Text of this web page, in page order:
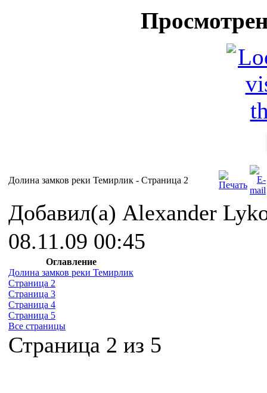
Долина замков реки Темирлик - Cтраница 2
Добавил(а) Alexander
08.11.09 00:45
Оглавление
Долина замков реки Темирлик
Страница 2
Страница 3
Страница 4
Страница 5
Все страницы
Страница 2 из 5